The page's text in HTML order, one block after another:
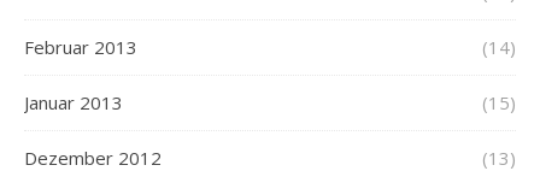
Februar 2013 (14)
Januar 2013 (15)
Dezember 2012 (13)